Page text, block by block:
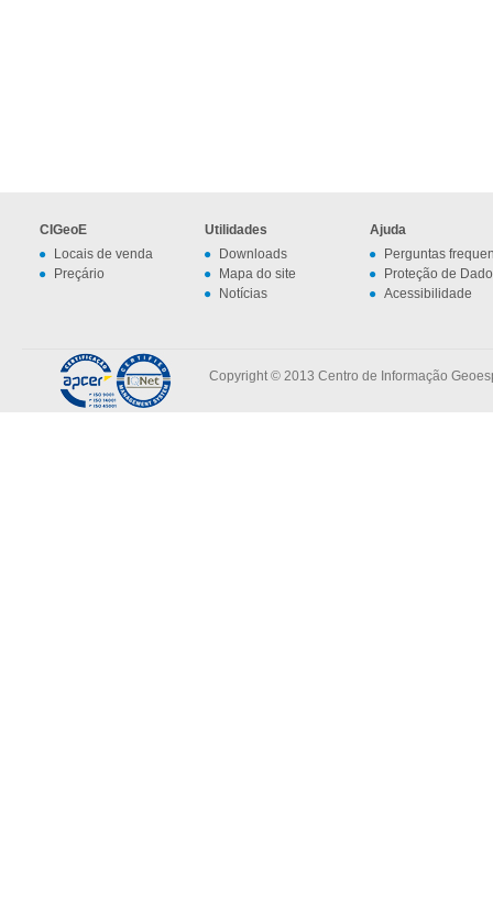
CIGeoE
Locais de venda
Preçário
Utilidades
Downloads
Mapa do site
Notícias
Ajuda
Perguntas
Proteção de
Acessibilidade
Copyright © 2013 Centro de Informação